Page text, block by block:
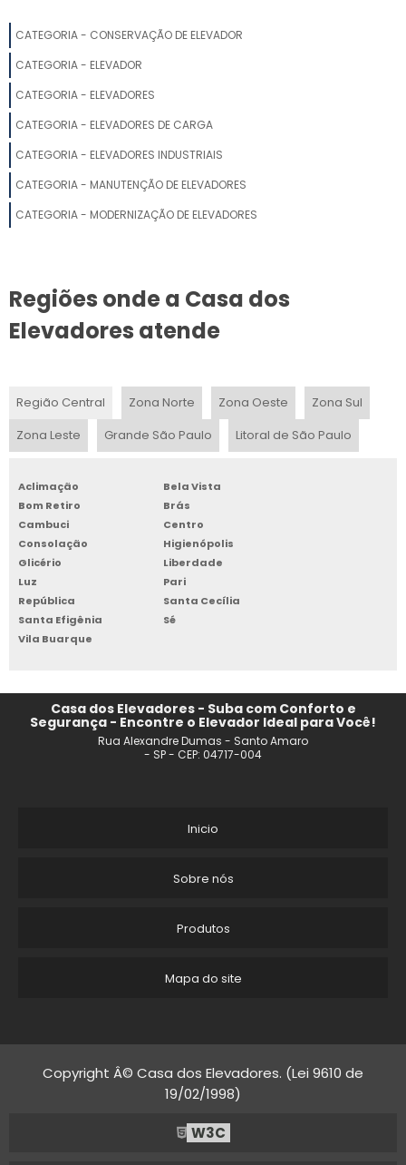
FABRICA DE ELEVADOR RESIDENCIAL BLUMENAU
ELEVADOR RESIDENCIAL UNIFAMILIAR
ELEVADOR PNE
ELEVADOR RESIDENCIAL CAMPINAS
ELEVADOR DOMÉSTICO BAIXO CUSTO
PREÇO ELEVADOR SOCIAL
ELEVADOR RESIDENCIAL SIMPLES PREÇO
ELEVADOR COMERCIAL
ELEVADORES RESIDENCIAIS HIDRÁULICOS PREÇO
ELEVADORES RESIDENCIAIS SC
ELEVADORES RESIDENCIAIS
ELEVADORES PEQUENOS RESIDENCIAIS PREÇO
ELEVADOR PARA CADEIRANTE PREÇO
FABRICANTE DE ELEVADOR RS
ELEVADOR DOMÉSTICO
CATEGORIA - CONSERVAÇÃO DE ELEVADOR
CATEGORIA - ELEVADOR
CATEGORIA - ELEVADORES
CATEGORIA - ELEVADORES DE CARGA
CATEGORIA - ELEVADORES INDUSTRIAIS
CATEGORIA - MANUTENÇÃO DE ELEVADORES
CATEGORIA - MODERNIZAÇÃO DE ELEVADORES
Regiões onde a Casa dos
Elevadores atende
Região Central Zona Norte Zona Oeste
Zona Sul
Zona Leste
Grande São Paulo Litoral de São Paulo
Aclimação
Bela Vista
Bom Retiro
Brás
Cambuci
Centro
Consolação
Higienópolis
Glicério
Liberdade
Luz
Pari
República
Santa Cecília
Santa Efigênia
Sé
Vila Buarque
Casa dos Elevadores - Suba com Conforto e
Segurança - Encontre o Elevador Ideal para Você!
Rua Alexandre Dumas - Santo Amaro
- SP - CEP: 04717-004
Inicio
Sobre nós
Produtos
Mapa do site
Copyright Â© Casa dos Elevadores. (Lei 9610 de
19/02/1998)
W3C